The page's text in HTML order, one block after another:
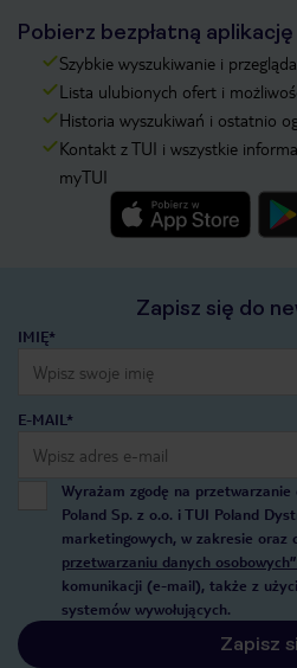
Pobierz bezpłatną aplikację
Szybkie wyszukiwanie i
Lista ulubionych ofert i
Historia wyszukiwań i ostatnio
Kontakt z TUI i wszystkie
myTUI
Zapisz się do
IMIĘ*
E-MAIL*
Wyrażam zgodę na
Poland Sp. z o.o. i TUI Poland
marketingowych, w zakresie oraz
przetwarzaniu danych osobowych”
komunikacji (e-mail), także z
systemów wywołujących.
Zapisz